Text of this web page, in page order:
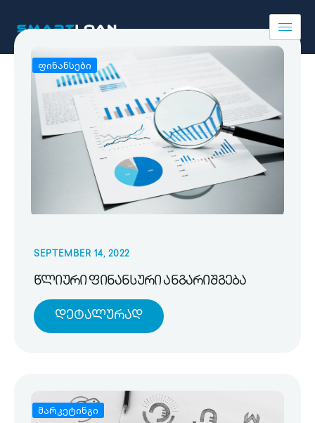
ფინანსები
SEPTEMBER 14, 2022
წლიური ფინანსური ანგარიშგება
Დეტალურად
მარკეტინგი